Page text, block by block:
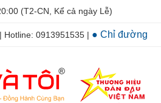
(T2-CN, Kể cả ngày Lễ)
| Hotline: 0913951535 | ● Chỉ đường